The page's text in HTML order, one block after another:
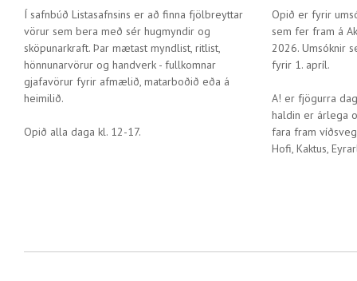
Í safnbúð Listasafnsins er að finna fjölbreyttar
vörur sem bera með sér hugmyndir og
sköpunarkraft. Þar mætast myndlist, ritlist,
hönnunarvörur og handverk - fullkomnar
gjafavörur fyrir afmælið, matarboðið eða á
heimilið.
Opið alla daga kl. 12-17.
Opið er fyrir
sem fer fram á
2026. Umsóknir
fyrir 1. apríl.
A! er fjögurra
haldin er árlega
fara fram
Hofi, Kaktus,